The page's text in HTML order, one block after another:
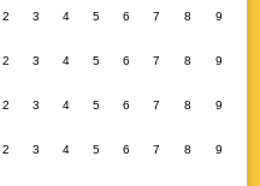
2 3 4 5 6 7 8 9
2 3 4 5 6 7 8 9
2 3 4 5 6 7 8 9
2 3 4 5 6 7 8 9